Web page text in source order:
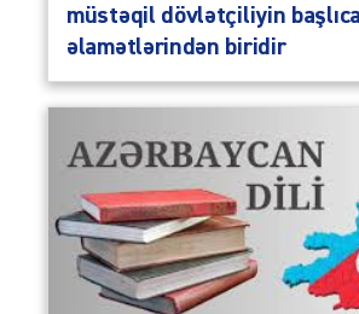
müstəqil dövlətçiliyin başlıca
əlamətlərindən biridir